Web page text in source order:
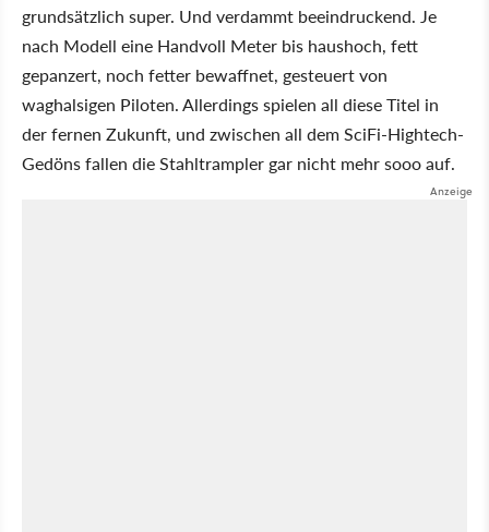
grundsätzlich super. Und verdammt beeindruckend. Je
nach Modell eine Handvoll Meter bis haushoch, fett
gepanzert, noch fetter bewaffnet, gesteuert von
waghalsigen Piloten. Allerdings spielen all diese Titel in
der fernen Zukunft, und zwischen all dem SciFi-Hightech-
Gedöns fallen die Stahltrampler gar nicht mehr sooo auf.